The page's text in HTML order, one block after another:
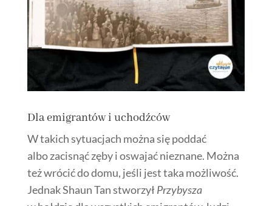
Dla emigrantów i uchodźców
W takich sytuacjach można się poddać
albo zacisnąć zęby i oswajać nieznane. Można
też wrócić do domu, jeśli jest taka możliwość.
Jednak Shaun Tan stworzyłPrzybysza